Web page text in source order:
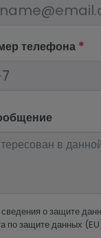
телефона *
о защите
по защите данных